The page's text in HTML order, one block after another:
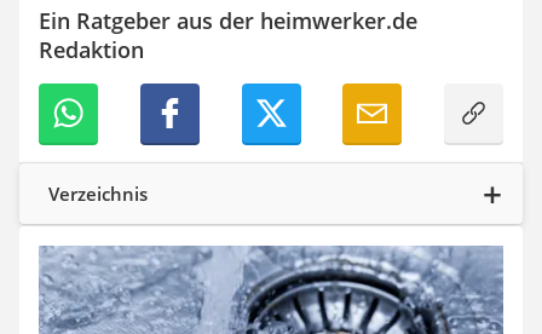
Wildkamera
Wischmopp
Trinkflasche
Thermokanne
Elektrische Pfeffermühle
Waschsauger
Geflügelschere
Ferngesteuertes Auto
Subwoofer
Beheizbare Handschuhe
Ein Ratgeber aus der heimwerker.de
Redaktion
Verzeichnis